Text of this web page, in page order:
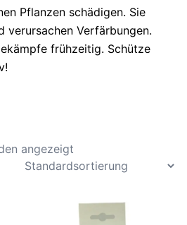
Pflanzen schädigen. Sie
verursachen Verfärbungen.
frühzeitig. Schütze
angezeigt